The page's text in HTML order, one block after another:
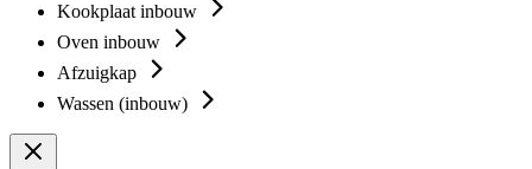
Kookplaat inbouw
Oven inbouw
Afzuigkap
Wassen (inbouw)